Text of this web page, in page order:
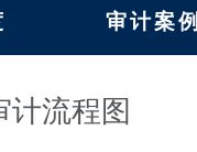
审计案例
流程图